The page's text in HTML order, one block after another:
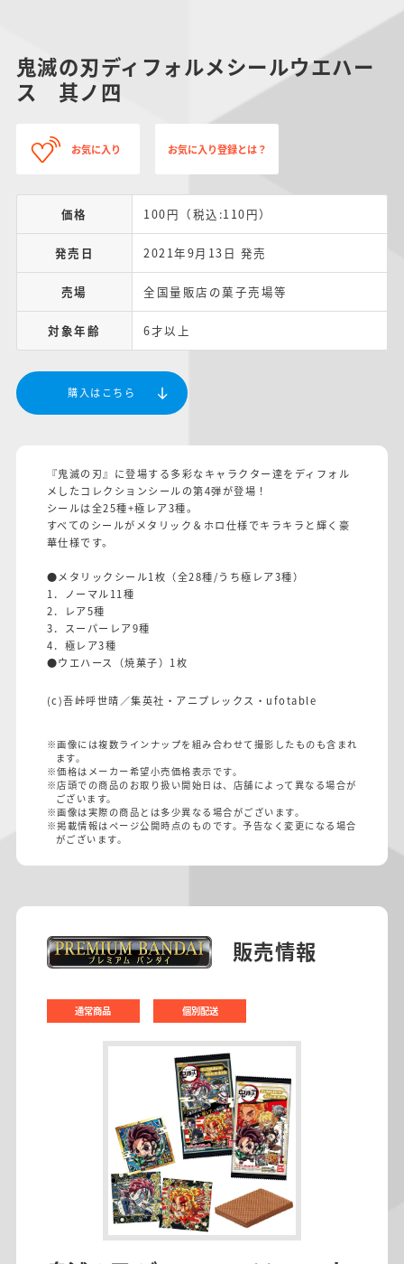
鬼滅の刃ディフォルメシールウエハー
ス 其ノ四
お気に入り お気に入り登録とは？
価格 100円（税込:110円）
発売日 2021年9月13日 発売
売場 全国量販店の菓子売場等
対象年齢 6才以上
購入はこちら
『鬼滅の刃』に登場する多彩なキャラクター達をディフォル
メしたコレクションシールの第4弾が登場！
シールは全25種+極レア3種。
すべてのシールがメタリック＆ホロ仕様でキラキラと輝く豪
華仕様です。
●メタリックシール1枚（全28種/うち極レア3種）
1．ノーマル11種
2．レア5種
3．スーパーレア9種
4．極レア3種
●ウエハース（焼菓子）1枚
(c)吾峠呼世晴／集英社・アニプレックス・ufotable
※画像には複数ラインナップを組み合わせて撮影したものも含まれ
ます。
※価格はメーカー希望小売価格表示です。
※店頭での商品のお取り扱い開始日は、店舗によって異なる場合が
ございます。
※画像は実際の商品とは多少異なる場合がございます。
※掲載情報はページ公開時点のものです。予告なく変更になる場合
がございます。
販売情報
通常商品 個別配送